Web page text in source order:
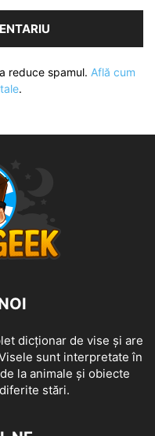
reduce spamul. Află cum
.
dicționar de vise și are
sunt interpretate în
la animale și obiecte
stări.